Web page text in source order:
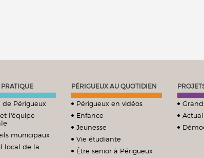
de Périgueux
l'équipe
municipaux
local de la
PÉRIGUEUX AU QUOTIDIEN
Périgueux en vidéos
Enfance
Jeunesse
Vie étudiante
Être senior à Périgueux